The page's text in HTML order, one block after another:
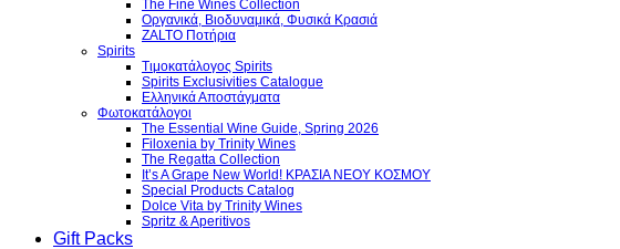
The Fine Wines Collection
Οργανικά, Βιοδυναμικά, Φυσικά Κρασιά
ZALTO Ποτήρια
Spirits
Τιμοκατάλογος Spirits
Spirits Exclusivities Catalogue
Ελληνικά Αποστάγματα
Φωτοκατάλογοι
The Essential Wine Guide, Spring 2026
Filoxenia by Trinity Wines
The Regatta Collection
It’s A Grape New World! ΚΡΑΣΙΑ ΝΕΟΥ ΚΟΣΜΟΥ
Special Products Catalog
Dolce Vita by Trinity Wines
Spritz & Aperitivos
Gift Packs